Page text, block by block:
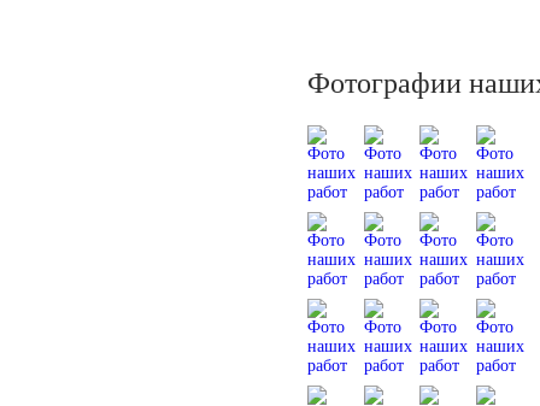
Фотографии